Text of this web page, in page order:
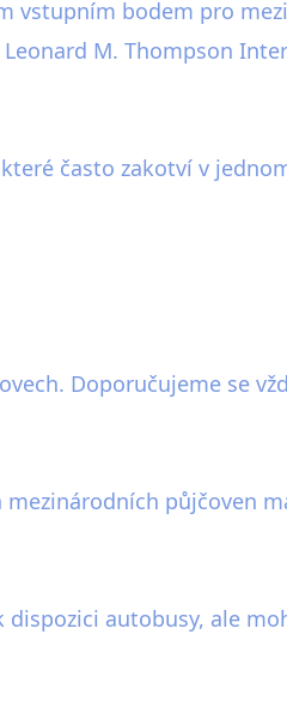
vstupním bodem pro
M. Thompson
často zakotví v
Doporučujeme se
půjčoven
autobusy, ale